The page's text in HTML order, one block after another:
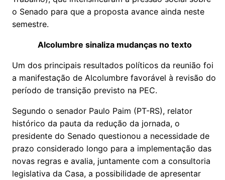
o Senado para que a proposta avance ainda neste
semestre.
Alcolumbre sinaliza mudanças no texto
Um dos principais resultados políticos da reunião foi
a manifestação de Alcolumbre favorável à revisão do
período de transição previsto na PEC.
Segundo o senador Paulo Paim (PT-RS), relator
histórico da pauta da redução da jornada, o
presidente do Senado questionou a necessidade de
prazo considerado longo para a implementação das
novas regras e avalia, juntamente com a consultoria
legislativa da Casa, a possibilidade de apresentar